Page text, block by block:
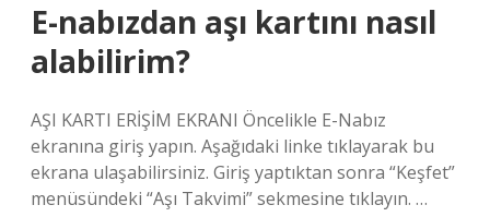
E-nabızdan aşı kartını nasıl
alabilirim?
AŞI KARTI ERİŞİM EKRANI Öncelikle E-Nabız
ekranına giriş yapın. Aşağıdaki linke tıklayarak bu
ekrana ulaşabilirsiniz. Giriş yaptıktan sonra “Keşfet”
menüsündeki “Aşı Takvimi” sekmesine tıklayın. …